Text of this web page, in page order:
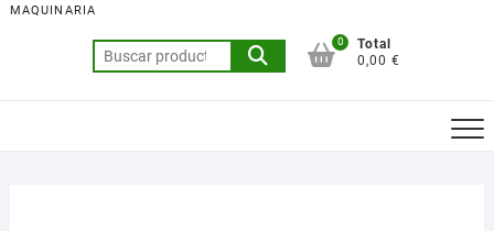
MAQUINARIA
Buscar
por:
0
Total
0,00 €